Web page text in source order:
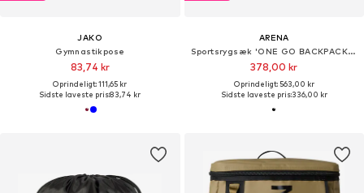
JAKO
Gymnastikpose
83,74 kr
Oprindeligt: 111,65 kr
Sidste laveste pris:83,74 kr
ARENA
Sportsrygsæk 'ONE GO BACKPACK 45L'
378,00 kr
Oprindeligt: 563,00 kr
Sidste laveste pris:336,00 kr